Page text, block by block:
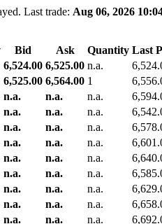
Last trade: Aug 06, 2026
Bid Ask Quantity Last
6,524.00 6,525.00 n.a.
6,525.00 6,564.00 1
n.a. n.a. n.a.
n.a. n.a. n.a.
n.a. n.a. n.a.
n.a. n.a. n.a.
n.a. n.a. n.a.
n.a. n.a. n.a.
n.a. n.a. n.a.
n.a. n.a. n.a.
n.a. n.a. n.a.